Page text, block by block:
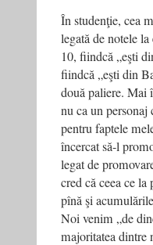
În studenţie, cea
legată de notele
10, fiindcă „eşti
fiindcă „eşti din
două paliere. Mai
nu ca un personaj
pentru faptele
încercat să-l
legat de
cred că ceea ce
pînă şi
Noi venim „de
majoritatea dintre